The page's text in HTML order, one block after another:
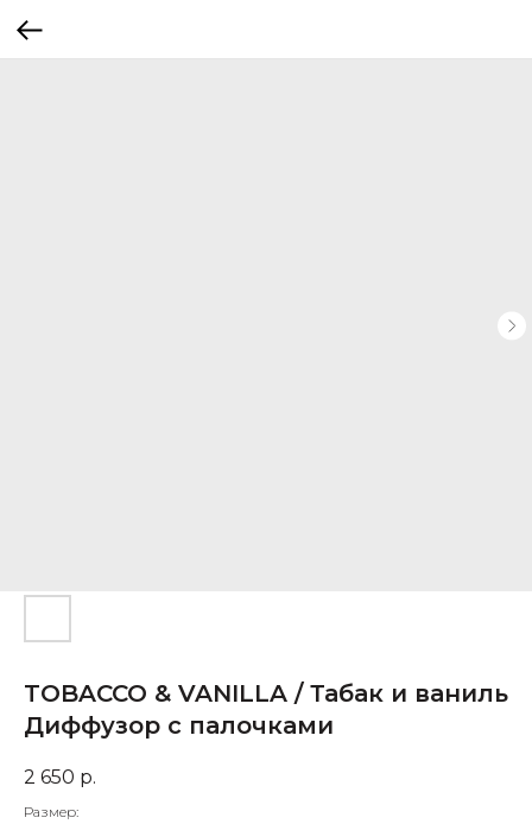
TOBACCO & VANILLA / Табак и ваниль
Диффузор с палочками
2 650 р.
Размер: